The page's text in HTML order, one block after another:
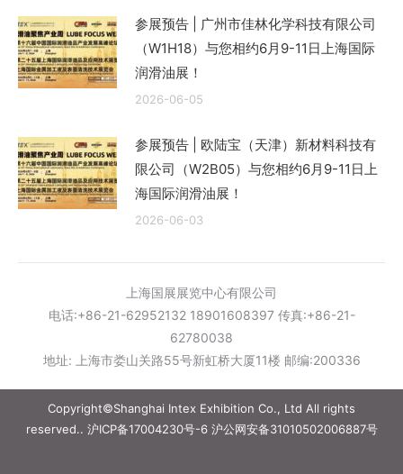
参展预告 | 广州市佳林化学科技有限公司
（W1H18）与您相约6月9-11日上海国际
润滑油展！
2026-06-05
参展预告 | 欧陆宝（天津）新材料科技有
限公司（W2B05）与您相约6月9-11日上
海国际润滑油展！
2026-06-03
上海国展展览中心有限公司
电话:+86-21-62952132 18901608397 传真:+86-21-
62780038
地址: 上海市娄山关路55号新虹桥大厦11楼 邮编:200336
Copyright©Shanghai Intex Exhibition Co., Ltd All rights
reserved.. 沪ICP备17004230号-6沪公网安备31010502006887号